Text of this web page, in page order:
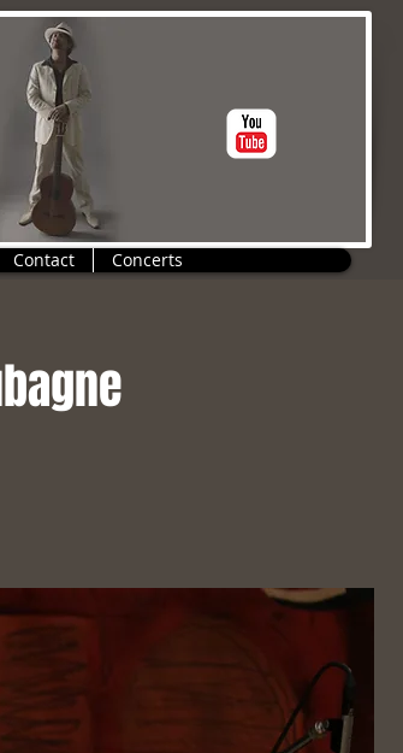
Contact Concerts